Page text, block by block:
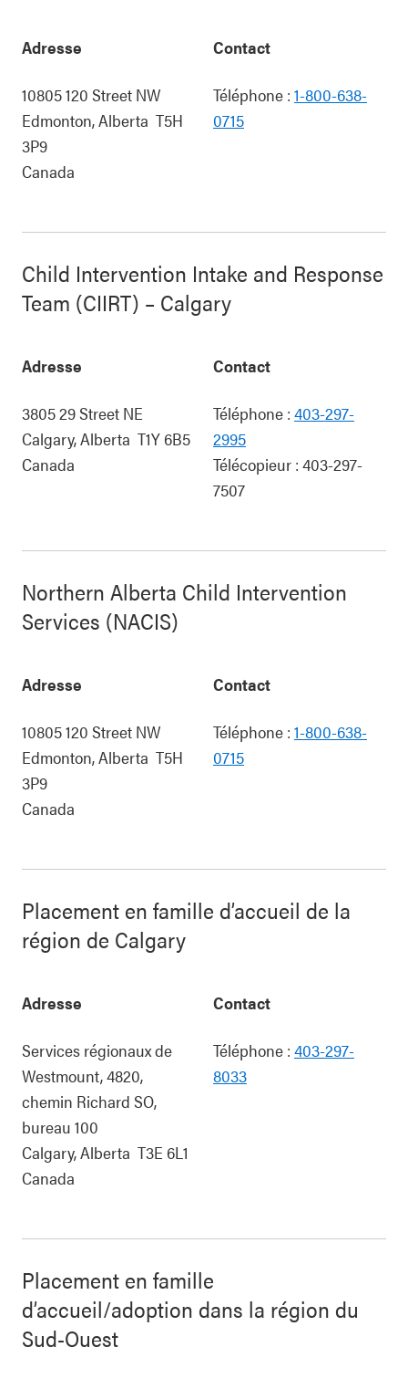
Adresse
10805 120 Street NW
Edmonton,Alberta T5H
3P9
Canada
Contact
Téléphone : 1-800-638-
0715
Child Intervention Intake and Response
Team (CIIRT) – Calgary
Adresse
3805 29 Street NE
Calgary,Alberta T1Y 6B5
Canada
Contact
Téléphone : 403-297-
2995
Télécopieur : 403-297-
7507
Northern Alberta Child Intervention
Services (NACIS)
Adresse
10805 120 Street NW
Edmonton,Alberta T5H
3P9
Canada
Contact
Téléphone : 1-800-638-
0715
Placement en famille d’accueil de la
région de Calgary
Adresse
Services régionaux de
Westmount, 4820,
chemin Richard SO,
bureau 100
Calgary,Alberta T3E 6L1
Canada
Contact
Téléphone : 403-297-
8033
Placement en famille
d’accueil/adoption dans la région du
Sud-Ouest